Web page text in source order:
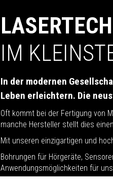
IM
In der modernen
Leben erleichtern. Die
Oft kommt bei der Fertigung von
manche Hersteller stellt dies
Mit unseren einzigartigen und
Bohrungen für Hörgeräte,
Anwendungsmöglichkeiten für